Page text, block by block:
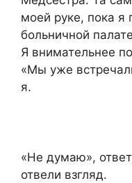
моей руке, пока я
больничной
Я внимательнее
«Мы уже
я.
«Не думаю»,
отвели взгляд.